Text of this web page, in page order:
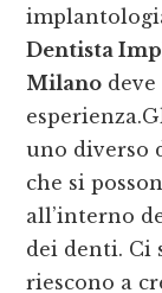
Dentista
Milano
uno diverso
che si
all’interno
dei denti. Ci
riescono a